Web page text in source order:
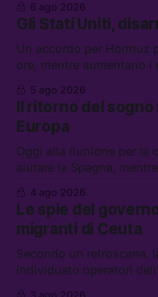
attacchi in Libano, il
flessibilità in armi e
abbandonata
6 ago 2026
Gli Stati Uniti,
Un accordo per Hormuz
ore, mentre aumentano
chi aspetta i dispersi di
diluiti, e quanti attivisti
5 ago 2026
Il ritorno del
Europa
Oggi alla riunione per la
aiutare la Spagna,
spontanei a Gaza, un
sole per raccogliere
4 ago 2026
Le spie del
migranti di Ceuta
Secondo un retroscena,
individuato operatori